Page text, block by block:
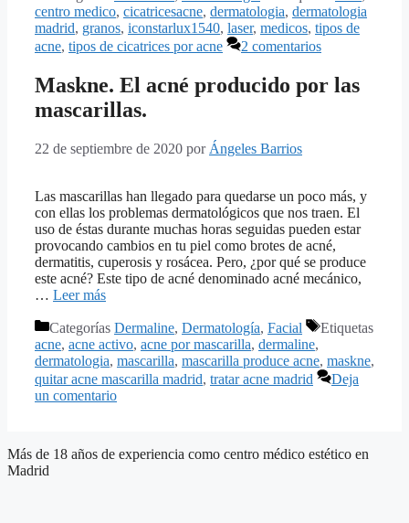
centro medico, cicatricesacne, dermatologia, dermatologia
madrid, granos, iconstarlux1540, laser, medicos, tipos de
acne, tipos de cicatrices por acne 2 comentarios
Maskne. El acné producido por las
mascarillas.
22 de septiembre de 2020 por Ángeles Barrios
Las mascarillas han llegado para quedarse un poco más, y
con ellas los problemas dermatológicos que nos traen. El
uso de éstas durante muchas horas seguidas pueden estar
provocando cambios en tu piel como brotes de acné,
dermatitis, cuperosis y rosácea. Pero, ¿por qué se produce
este acné? Este tipo de acné denominado acné mecánico,
… Leer más
Categorías Dermaline, Dermatología, Facial
Etiquetas
acne, acne activo, acne por mascarilla, dermaline,
dermatologia, mascarilla, mascarilla produce acne, maskne,
quitar acne mascarilla madrid, tratar acne madrid
Deja
un comentario
Más de 18 años de experiencia como centro médico estético en
Madrid